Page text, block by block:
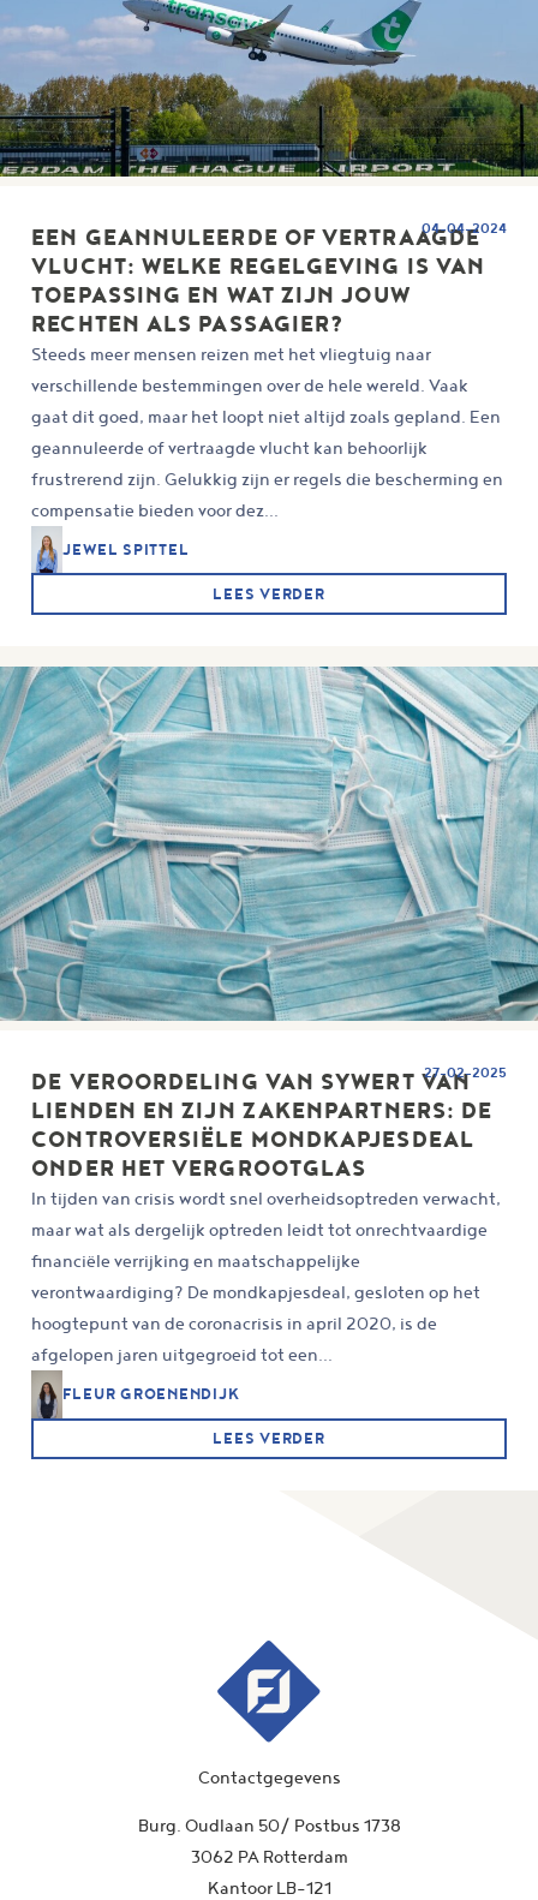
EEN GEANNULEERDE OF VERTRAAGDE
VLUCHT: WELKE REGELGEVING IS VAN
TOEPASSING EN WAT ZIJN JOUW
RECHTEN ALS PASSAGIER?
04-04-2024
Steeds meer mensen reizen met het vliegtuig naar
verschillende bestemmingen over de hele wereld. Vaak
gaat dit goed, maar het loopt niet altijd zoals gepland. Een
geannuleerde of vertraagde vlucht kan behoorlijk
frustrerend zijn. Gelukkig zijn er regels die bescherming en
compensatie bieden voor dez...
JEWEL SPITTEL
LEES VERDER
DE VEROORDELING VAN SYWERT VAN
LIENDEN EN ZIJN ZAKENPARTNERS: DE
CONTROVERSIËLE MONDKAPJESDEAL
ONDER HET VERGROOTGLAS
27-02-2025
In tijden van crisis wordt snel overheidsoptreden verwacht,
maar wat als dergelijk optreden leidt tot onrechtvaardige
financiële verrijking en maatschappelijke
verontwaardiging? De mondkapjesdeal, gesloten op het
hoogtepunt van de coronacrisis in april 2020, is de
afgelopen jaren uitgegroeid tot een...
FLEUR GROENENDIJK
LEES VERDER
Contactgegevens
Burg. Oudlaan 50/ Postbus 1738
3062 PA Rotterdam
Kantoor LB-121